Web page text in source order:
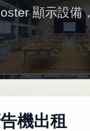
顯示設備
機出租